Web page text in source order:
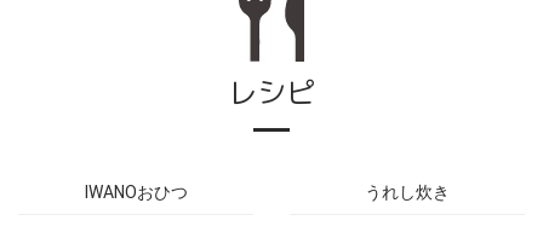
レシピ
IWANOおひつ うれし炊き